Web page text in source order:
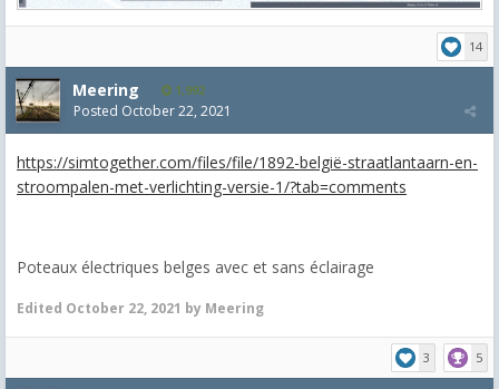
14
Meering 1,992
Posted October 22, 2021
https://simtogether.com/files/file/1892-belgië-straatlantaarn-en-
stroompalen-met-verlichting-versie-1/?tab=comments
Poteaux électriques belges avec et sans éclairage
Edited October 22, 2021 by Meering
3 5